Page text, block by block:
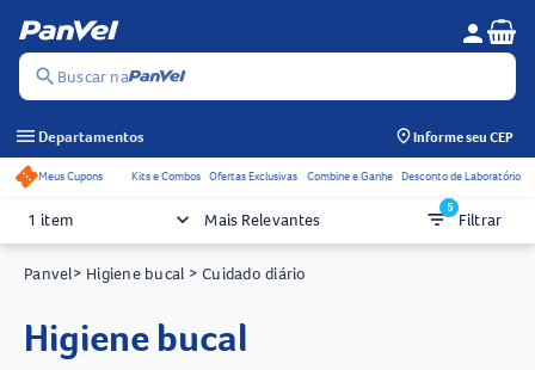
search Buscar na
Menu do
person
menu Departamentos Informe seu CEP
Acessos rápidos do cabeçalho
Meus Cupons Kits e Combos Ofertas Exclusivas Combine e Ganhe Desconto de Laboratório
1 item keyboard_arrow_down Mais Relevantes filter_list5
Filtrar
Panvel> Higiene bucal > Cuidado diário
higiene bucal